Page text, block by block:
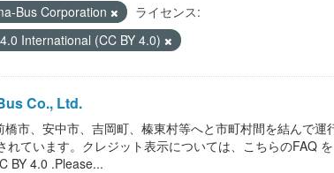
Bus Corporation
ライセンス:
International (CC BY 4.0)
Co., Ltd.
市、安中市、吉岡町、榛東村等へと市町村間を結んで
れています。クレジット表示については、こちらのFAQ
BY 4.0 .Please...